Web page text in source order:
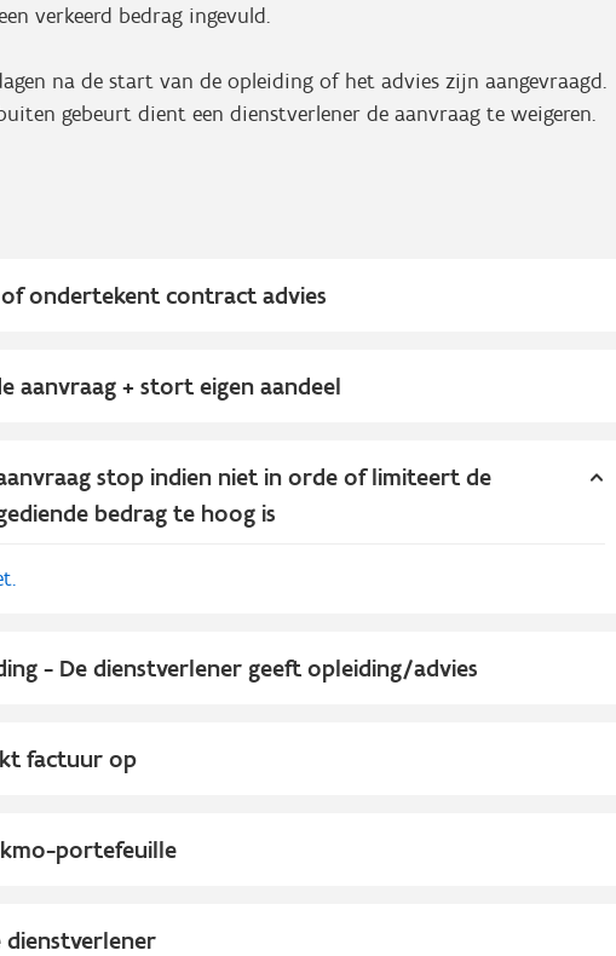
verkeerd bedrag ingevuld.
na de start van de opleiding of het advies zijn aangevraagd.
gebeurt dient een dienstverlener de aanvraag te weigeren.
ondertekent contract advies
aanvraag + stort eigen aandeel
stop indien niet in orde of limiteert de
bedrag te hoog is
- De dienstverlener geeft opleiding/advies
factuur op
portefeuille